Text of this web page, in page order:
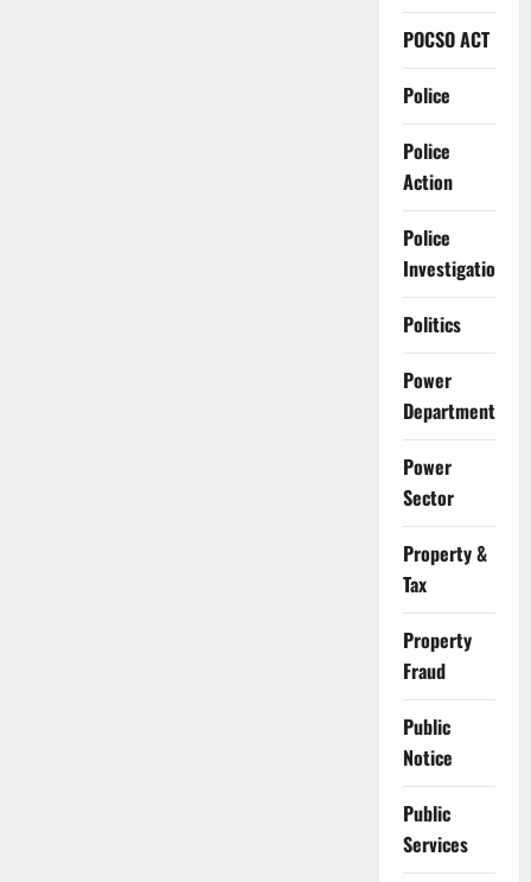
POCSO ACT
Police
Police
Action
Police
Investigation
Politics
Power
Department
Power
Sector
Property &
Tax
Property
Fraud
Public
Notice
Public
Services